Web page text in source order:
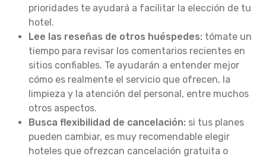
prioridades te ayudará a facilitar la elección de tu
hotel.
Lee las reseñas de otros huéspedes: tómate un
tiempo para revisar los comentarios recientes en
sitios confiables. Te ayudarán a entender mejor
cómo es realmente el servicio que ofrecen, la
limpieza y la atención del personal, entre muchos
otros aspectos.
Busca flexibilidad de cancelación: si tus planes
pueden cambiar, es muy recomendable elegir
hoteles que ofrezcan cancelación gratuita o